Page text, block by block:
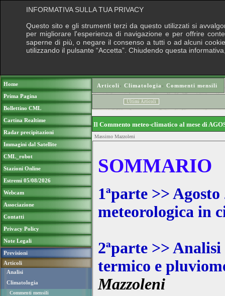
Home
Prima Pagina
Bollettino CML
Cartina Realtime
Radar precipitazioni
Immagini dal Satellite
CML_robot
Stazioni Online
Estremi 05/08/2026
Webcam
Associazione
Contatti
Privacy Policy
Note Legali
Previsioni
Articoli
Analisi
Climatologia
Commenti mensili
Articoli› Climatologia › Commenti mensili
Ultimi Articoli
Il Commento meteo-climatico al mese di
Massimo Mazzoleni
SOMMARIO
1ªparte >>
meteorologica in
2ªparte >>
termico e
Mazzoleni
INFORMATIVA SULLA TUA PRIVACY
Questo sito e gli strumenti terzi da questo utilizzati si
per migliorare l'esperienza di navigazione e per offrire
saperne di più, o negare il consenso a tutti o ad alcuni
utilizzando il pulsante “Accetta”. Chiudendo questa